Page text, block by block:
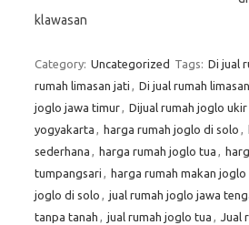
klawasan
Category: Uncategorized Tags: Di jual
rumah limasan jati , Di jual rumah
joglo jawa timur, Dijual rumah joglo ukir
yogyakarta , harga rumah joglo di solo ,
sederhana , harga rumah joglo tua ,
tumpangsari , harga rumah makan joglo
joglo di solo , jual rumah joglo jawa
tanpa tanah , jual rumah joglo tua , Jual